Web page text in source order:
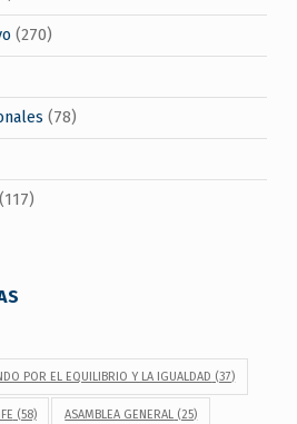
(270)
(78)
(117)
POR EL EQUILIBRIO Y LA IGUALDAD (37)
(58) ASAMBLEA GENERAL (25)